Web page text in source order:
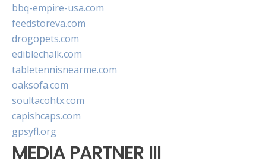
bbq-empire-usa.com
feedstoreva.com
drogopets.com
ediblechalk.com
tabletennisnearme.com
oaksofa.com
soultacohtx.com
capishcaps.com
gpsyfl.org
MEDIA PARTNER III